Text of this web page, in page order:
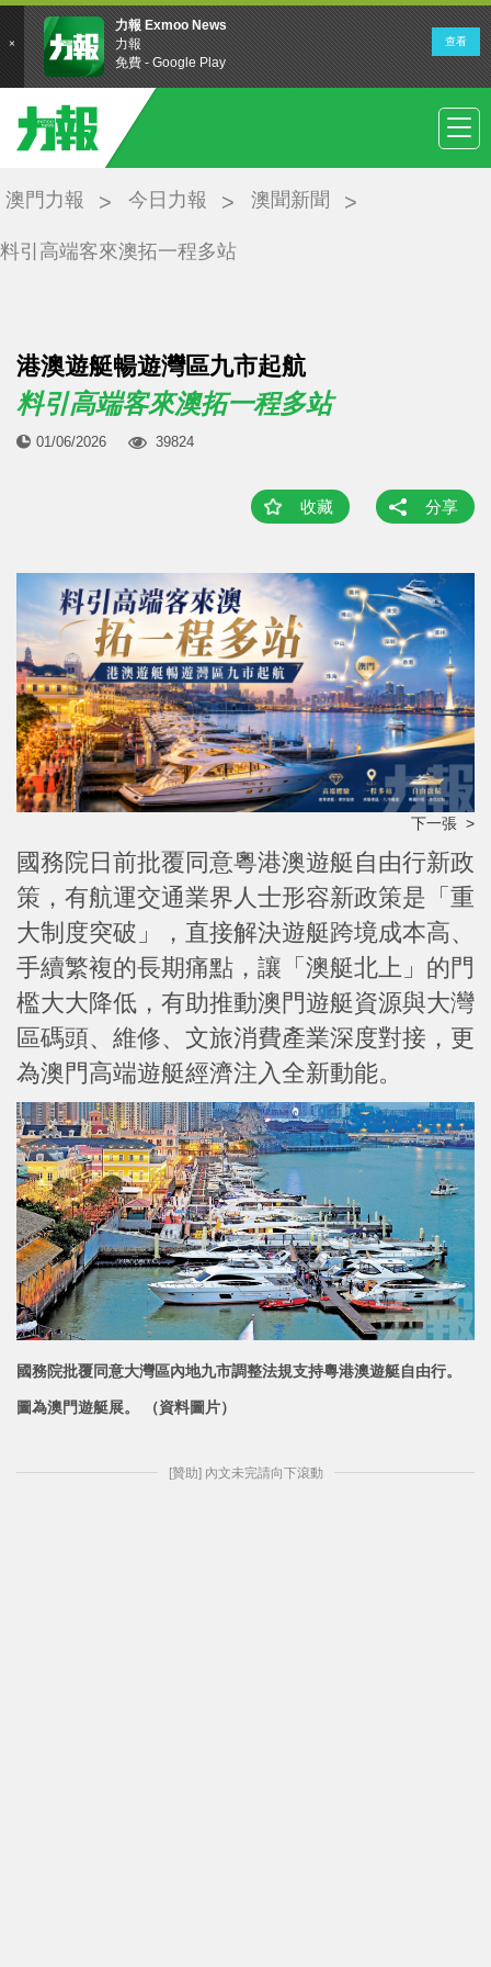
澳門力報 今日力報 澳聞新聞
料引高端客來澳拓一程多站
港澳遊艇暢遊灣區九市起航
料引高端客來澳拓一程多站
01/06/2026 39824
收藏 分享
下一張 >
國務院日前批覆同意粵港澳遊艇自由行新政
策，有航運交通業界人士形容新政策是「重
大制度突破」，直接解決遊艇跨境成本高、
手續繁複的長期痛點，讓「澳艇北上」的門
檻大大降低，有助推動澳門遊艇資源與大灣
區碼頭、維修、文旅消費產業深度對接，更
為澳門高端遊艇經濟注入全新動能。
國務院批覆同意大灣區內地九市調整法規支持粵港澳遊艇自由行。
圖為澳門遊艇展。 （資料圖片）
[贊助] 內文未完請向下滾動